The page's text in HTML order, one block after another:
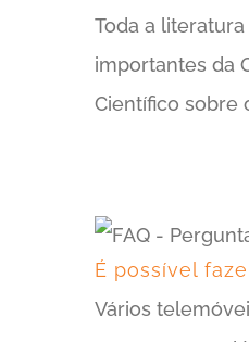
Toda a
importantes da
Científico sobre
É possível
Vários